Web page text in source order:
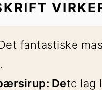
fantastiske
Deto lag